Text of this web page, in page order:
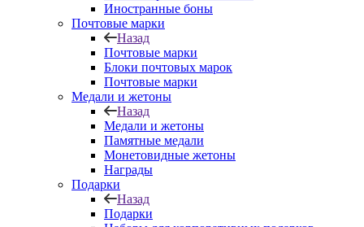
Иностранные боны
Почтовые марки
Назад
Почтовые марки
Блоки почтовых марок
Почтовые марки
Медали и жетоны
Назад
Медали и жетоны
Памятные медали
Монетовидные жетоны
Награды
Подарки
Назад
Подарки